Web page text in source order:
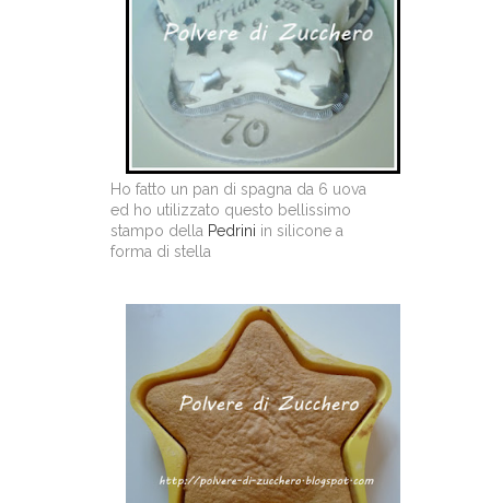
Ho fatto un pan di spagna da 6 uova
ed ho utilizzato questo bellissimo
stampo della Pedrini in silicone a
forma di stella